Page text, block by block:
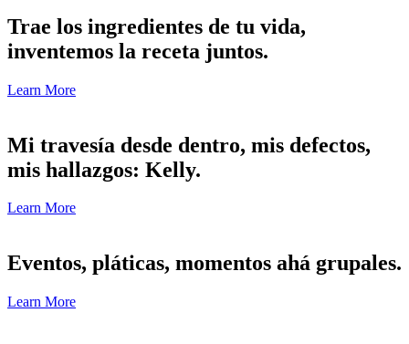
Trae los ingredientes de tu vida,
inventemos la receta juntos.
Learn More
Mi travesía desde dentro, mis defectos,
mis hallazgos: Kelly.
Learn More
Eventos, pláticas, momentos ahá grupales.
Learn More